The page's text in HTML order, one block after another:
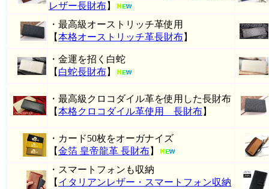
レザー長財布】
・最高級オーストリッチ革使用
【本格オーストリッチ革長財布】
・金運を招く白蛇
【 白蛇長財布】
・最高級クロコダイル革を使用した長財布
【本格クロコダイル革使用 長財布】
・カード50枚をオーガナイズ
【金箔 皇帝龍革 長財布】
・スマートフォンも収納
【 イタリアンレザー・スマートフォン収納